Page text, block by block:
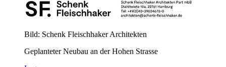
Bild: Schenk Fleischhaker Architekten
Geplanteter Neubau an der Hohen Strasse